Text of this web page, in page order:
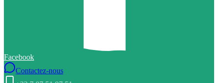
Facebook
Contactez-nous